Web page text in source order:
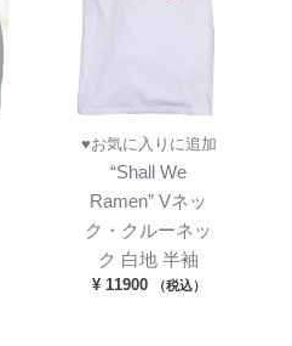
♥お気に入りに追加
“Shall We
Ramen” Vネッ
ク・クルーネッ
ク 白地 半袖
¥11900 （税込）